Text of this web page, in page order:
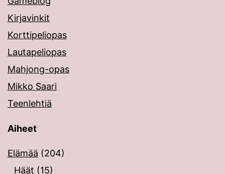
Kirjavinkit
Korttipeliopas
Lautapeliopas
Mahjong-opas
Mikko Saari
Teenlehtiä
Aiheet
Elämää (204)
Häät (15)